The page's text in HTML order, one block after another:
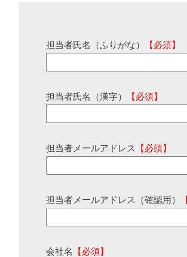
担当者氏名（ふりがな） 【必須】
担当者氏名（漢字） 【必須】
担当者メールアドレス 【必須】
担当者メールアドレス（確認用）
会社名 【必須】